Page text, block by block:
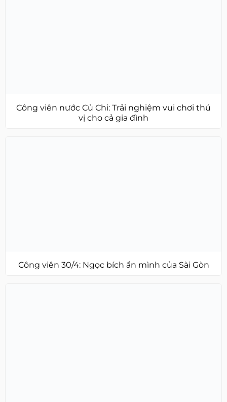
Công viên nước Củ Chi: Trải nghiệm vui chơi thú
vị cho cả gia đình
Công viên 30/4: Ngọc bích ẩn mình của Sài Gòn